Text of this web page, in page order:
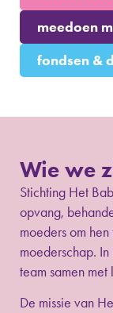
meedoen
fondsen &
Wie we
Stichting Het
opvang,
moeders om
moederschap.
team samen
De missie van